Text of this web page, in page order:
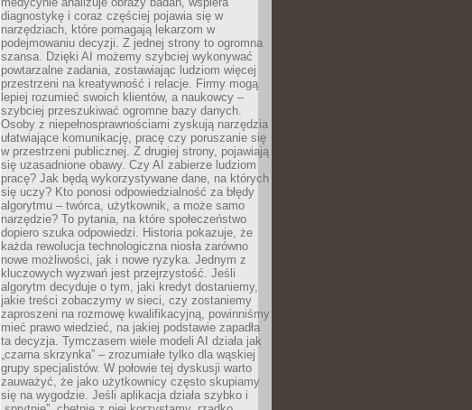
diagnostykę i coraz częściej pojawia się w
narzędziach, które pomagają lekarzom w
podejmowaniu decyzji. Z jednej strony to ogromna
szansa. Dzięki AI możemy szybciej wykonywać
powtarzalne zadania, zostawiając ludziom więcej
przestrzeni na kreatywność i relacje. Firmy mogą
lepiej rozumieć swoich klientów, a naukowcy –
szybciej przeszukiwać ogromne bazy danych.
Osoby z niepełnosprawnościami zyskują narzędzia
ułatwiające komunikację, pracę czy poruszanie się
w przestrzeni publicznej. Z drugiej strony, pojawiają
się uzasadnione obawy. Czy AI zabierze ludziom
pracę? Jak będą wykorzystywane dane, na których
się uczy? Kto ponosi odpowiedzialność za błędy
algorytmu – twórca, użytkownik, a może samo
narzędzie? To pytania, na które społeczeństwo
dopiero szuka odpowiedzi. Historia pokazuje, że
każda rewolucja technologiczna niosła zarówno
nowe możliwości, jak i nowe ryzyka. Jednym z
kluczowych wyzwań jest przejrzystość. Jeśli
algorytm decyduje o tym, jaki kredyt dostaniemy,
jakie treści zobaczymy w sieci, czy zostaniemy
zaproszeni na rozmowę kwalifikacyjną, powinniśmy
mieć prawo wiedzieć, na jakiej podstawie zapadła
ta decyzja. Tymczasem wiele modeli AI działa jak
„czarna skrzynka” – zrozumiałe tylko dla wąskiej
grupy specjalistów. W połowie tej dyskusji warto
zauważyć, że jako użytkownicy często skupiamy
się na wygodzie. Jeśli aplikacja działa szybko i